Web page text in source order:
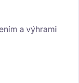
a výhrami